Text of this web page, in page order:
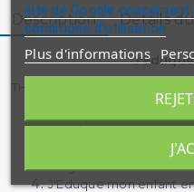
Description Détails
J'Eduque mon
religieux
J'Eduque mon enfant
site de Google
conditions d'utilisation
Plus d'informations